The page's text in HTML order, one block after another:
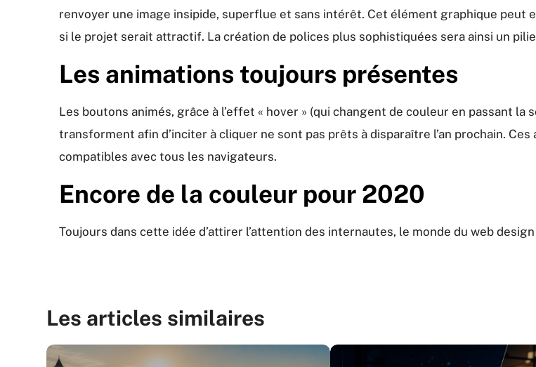
renvoyer une image insipide, superflue et sans intérêt. Cet élément graphique
si le projet serait attractif. La création de polices plus sophistiquées sera ainsi un
Les animations toujours présentes
Les boutons animés, grâce à l’effet « hover » (qui changent de couleur en passant la
transforment afin d’inciter à cliquer ne sont pas prêts à disparaître l’an prochain.
compatibles avec tous les navigateurs.
Encore de la couleur pour 2020
Toujours dans cette idée d’attirer l’attention des internautes, le monde du web
Les articles similaires